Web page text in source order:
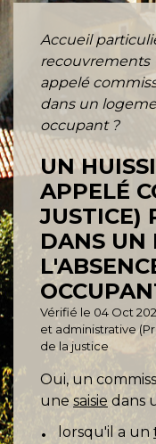
Accueil
recouvrements
appelé
dans un
occupant ?
UN
APPELÉ
JUSTICE)
DANS UN
Vérifié le 04 Oct
et administrative
de la justice
Oui, un
une saisie dans
lorsqu'il a un